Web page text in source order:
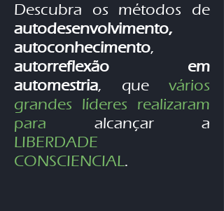
Descubra os métodos de
autodesenvolvimento,
autoconhecimento,
autorreflexão em
automestria, que vários
grandes líderes realizaram
para alcançar a
LIBERDADE
CONSCIENCIAL.